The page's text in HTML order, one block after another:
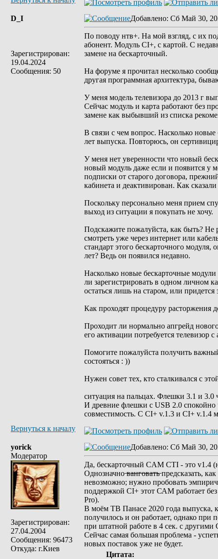
D_I
Зарегистрирован:
19.04.2024
Сообщения: 50
Добавлено: Сб Май 30,
По поводу нтв+. На мой взгляд, с их
абонент. Модуль CI+, с картой. С
замене на бескарточный.
На форуме я прочитал несколько
другая программная архитектура,
У меня модель телевизора до 2013 г
Сейчас модуль и карта работают без
замене как выбывший из списка
В связи с чем вопрос. Насколько
лет выпуска. Повторюсь, он
У меня нет уверенности что новый
новый модуль даже если и появится у
подписки от старого договора,
кабинета и деактивирован. Как
Поскольку персонально меня прием
выход из ситуации я покупать не хочу.
Подскажите пожалуйста, как быть? Не
смотреть уже через интернет или
стандарт этого бескарточного
лет? Ведь он появился недавно.
Насколько новые бескарточные
ли зарегистрировать в одном личном
остаться лишь на старом, или
Как проходят процедуру расторжения
Проходит ли нормально апгрейд
его активации потребуется телевизор
Помогите пожалуйста получить
состояться : ))
Нужен совет тех, кто сталкивался с
ситуация на пальцах. Флешки 3.1 и 3.0
И древние флешки с USB 2.0
совместимость. С CI+ v.1.3 и CI+ v.1.4
Вернуться к началу
yorick
Модератор
Зарегистрирован:
27.04.2004
Сообщения: 96473
Откуда: г.Киев
Добавлено: Сб Май 30,
Да, бескарточный CAM CTI - это v1.4
Однозначно ̶в̶а̶н̶г̶о̶в̶а̶т̶ь̶ предсказать,
невозможно; нужно пробовать
поддержкой CI+ этот САМ работает
Pro).
В моём ТВ Панасе 2020 года выпуска,
получилось и он работает, однако при
при штатной работе в 4 сек. с
Сейчас самая большая проблема -
новых поставок уже не будет.
Цитата: